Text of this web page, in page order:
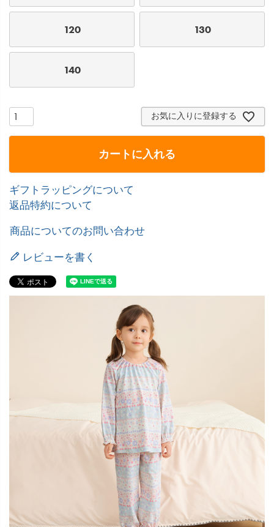
120 130
140
お気に入りに登録する
カートに入れる
ギフトラッピングについて
返品特約について
商品についてのお問い合わせ
レビューを書く